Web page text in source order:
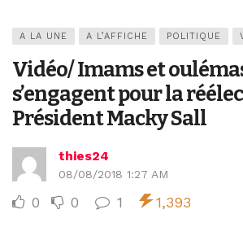
A LA UNE A L’AFFICHE POLITIQUE
Vidéo/ Imams et
s’engagent pour la
Président Macky Sall
thies24
08/08/2018 1:27 AM
0 0 1 1,393